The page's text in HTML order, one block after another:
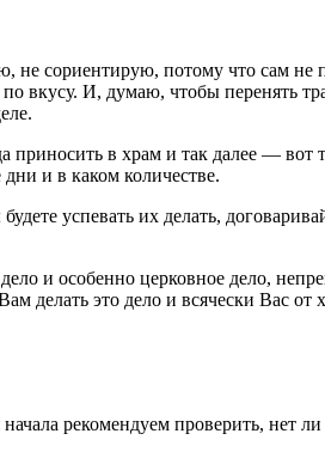
не сориентирую, потому что сам
вкусу. И, думаю, чтобы перенять
приносить в храм и так далее —
и в каком количестве.
успевать их делать,
и особенно церковное дело,
делать это дело и всячески Вас
рекомендуем проверить, нет